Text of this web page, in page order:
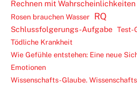
Rechnen mit Wahrscheinlichkeiten
Rosen brauchen Wasser RQ
Schlussfolgerungs-Aufgabe
Test-
Tödliche Krankheit
Wie Gefühle entstehen: Eine neue
Emotionen
Wissenschafts-Glaube.